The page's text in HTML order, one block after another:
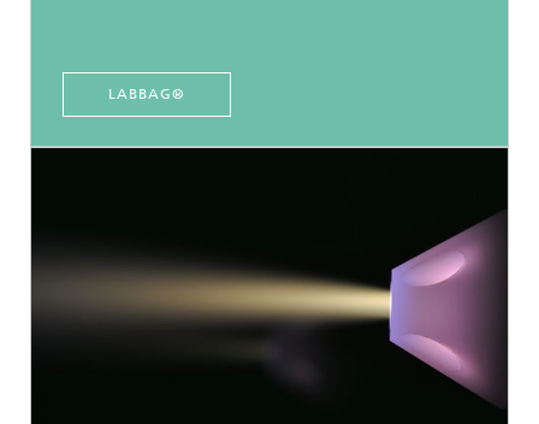
LABBAG®